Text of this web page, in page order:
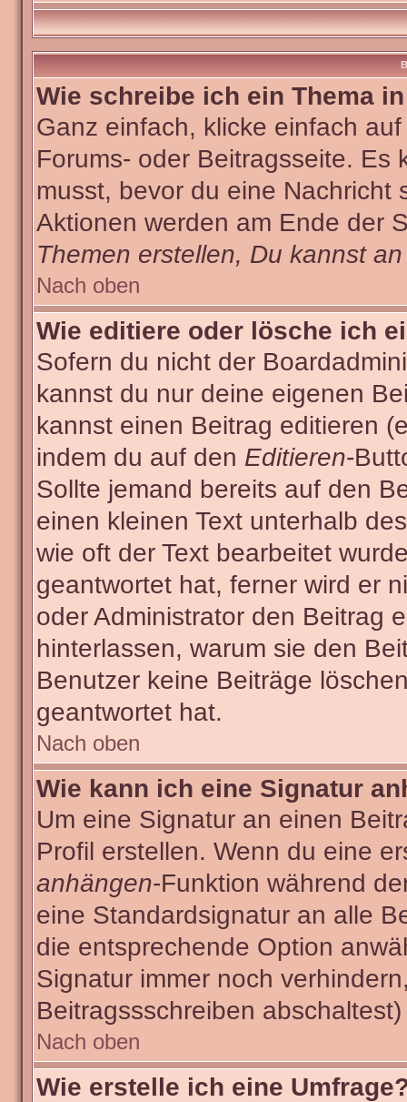
Wie schreibe ich ein Thema
Ganz einfach, klicke einfach
Forums- oder Beitragsseite. Es
musst, bevor du eine
Aktionen werden am Ende der
Themen erstellen, Du kannst
Nach oben
Wie editiere oder lösche ich
Sofern du nicht der
kannst du nur deine eigenen
kannst einen Beitrag editieren
indem du auf den Editieren-
Sollte jemand bereits auf den
einen kleinen Text unterhalb
wie oft der Text bearbeitet
geantwortet hat, ferner wird er
oder Administrator den Beitrag
hinterlassen, warum sie den
Benutzer keine Beiträge
geantwortet hat.
Nach oben
Wie kann ich eine Signatur
Um eine Signatur an einen
Profil erstellen. Wenn du eine
anhängen-Funktion während
eine Standardsignatur an alle
die entsprechende Option
Signatur immer noch
Beitragssschreiben abschaltest)
Nach oben
Wie erstelle ich eine